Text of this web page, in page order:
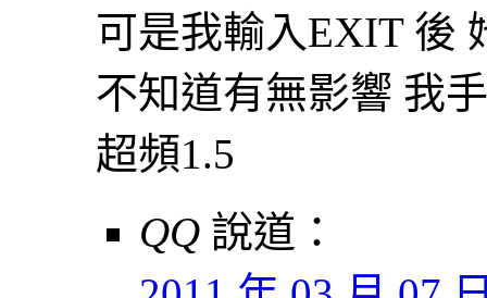
可是我輸入EXIT 後
不知道有無影響 我
超頻1.5
QQ 說道：